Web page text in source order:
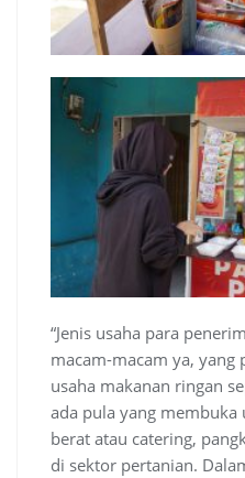
“Jenis usaha para
macam-macam ya, yang
usaha makanan ringan
ada pula yang membuka
berat atau catering,
di sektor pertanian.